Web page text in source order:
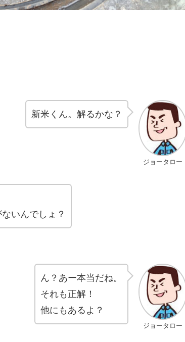
ジョータロー
新米くん。解るかな？
いんでしょ？
ジョータロー
ん？あー本当だね。
それも正解！
他にもあるよ？